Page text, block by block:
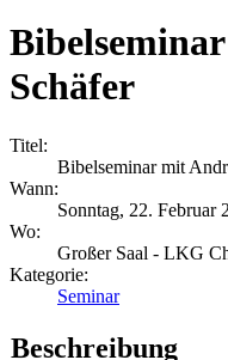
Schäfer
Titel:
Bibelseminar mit
Wann:
Sonntag, 22. Februar
Wo:
Großer Saal - LKG
Kategorie:
Seminar
Beschreibung